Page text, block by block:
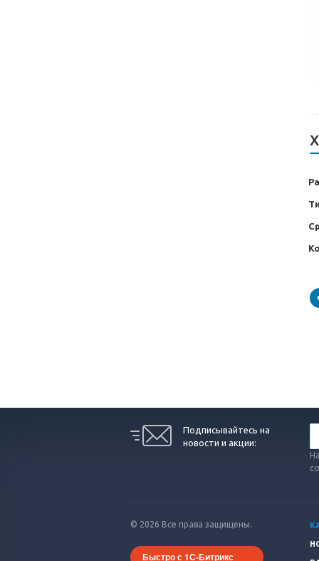
Подписывайтесь на
новости и акции:
© 2026 Все права защищены.
Быстро с 1С-Битрикс